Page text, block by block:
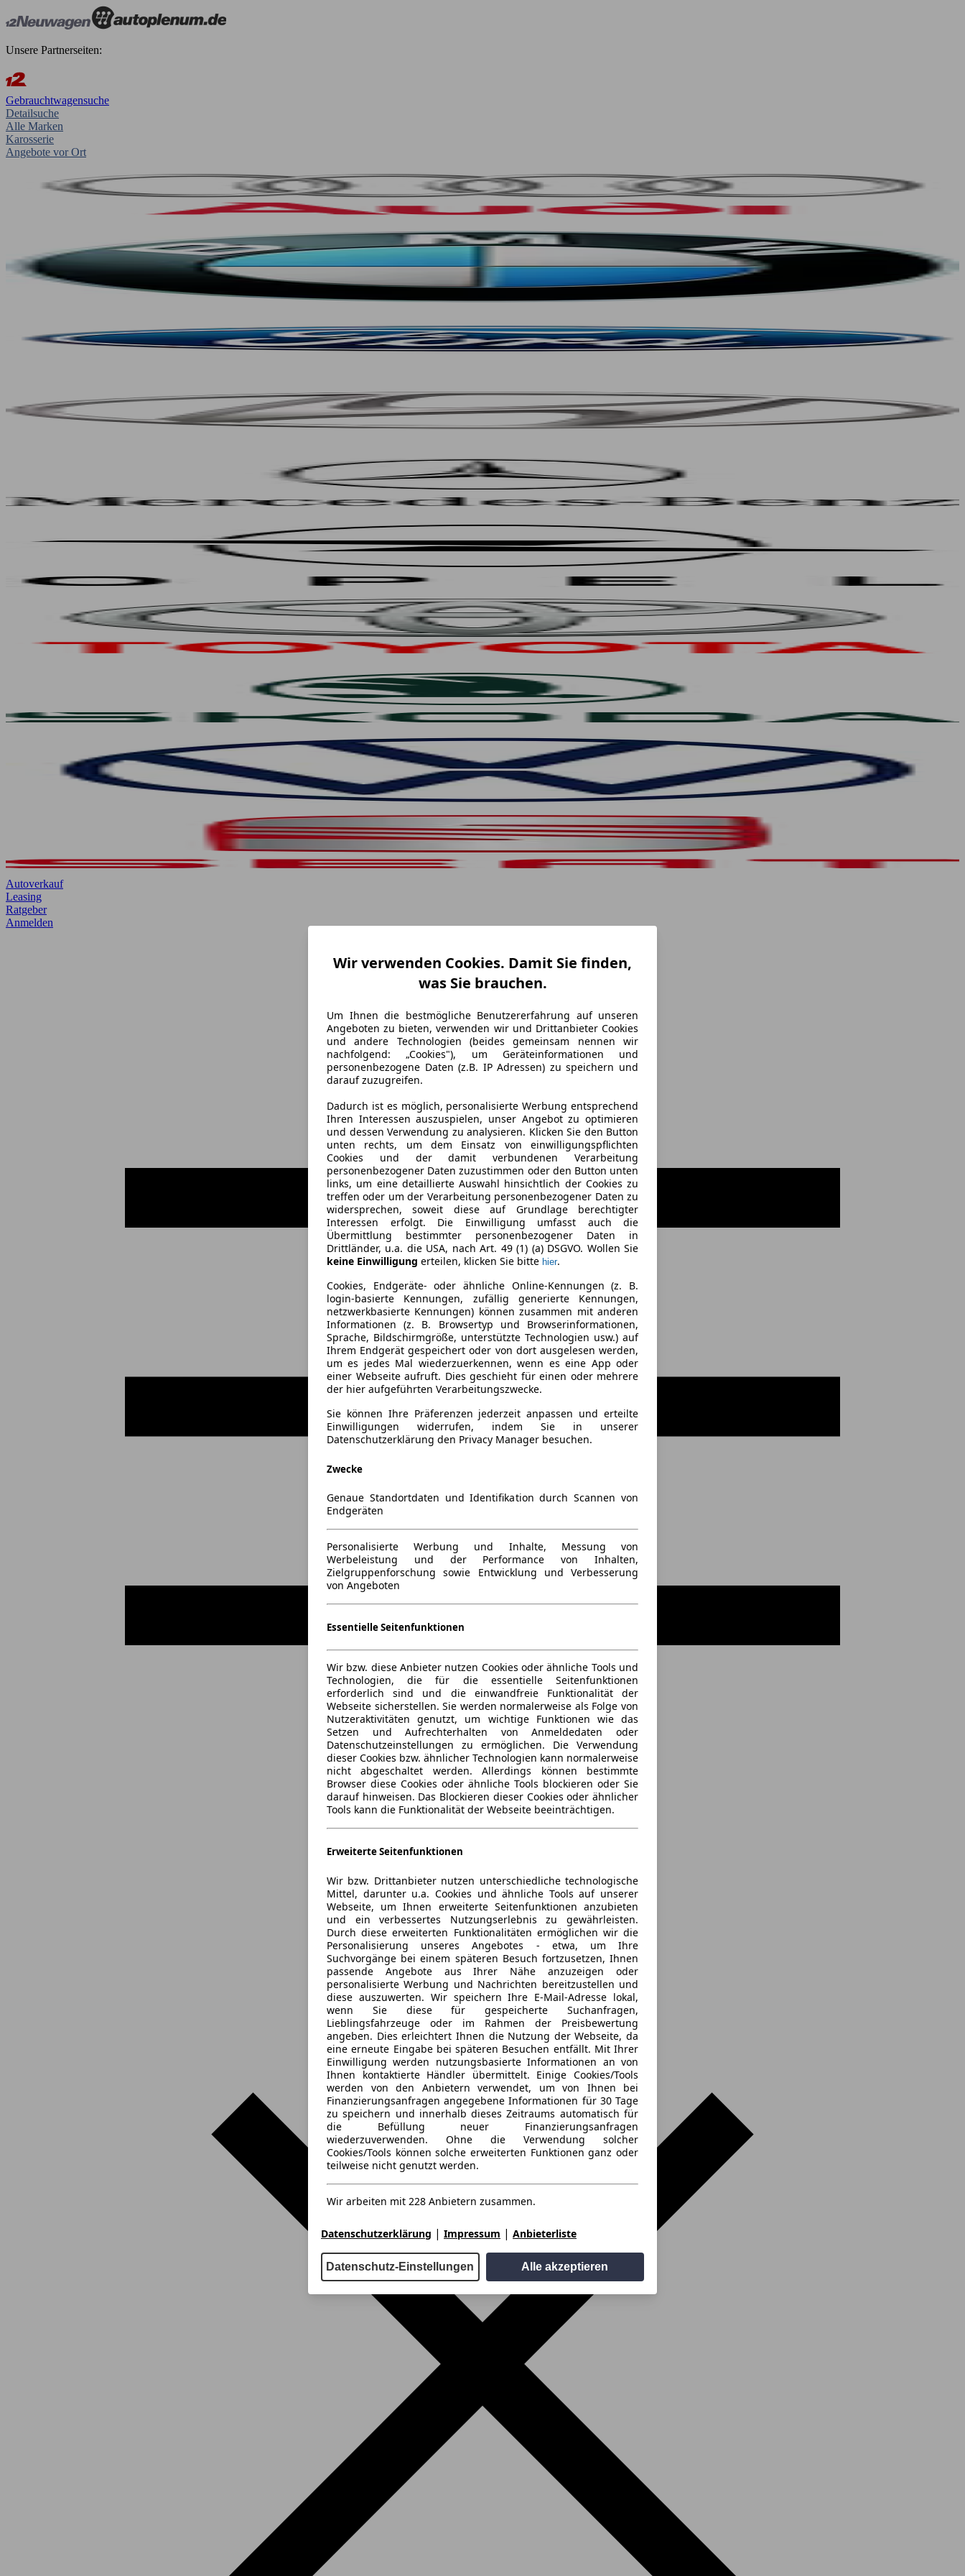
Unsere Partnerseiten:
Gebrauchtwagensuche
Detailsuche
Alle Marken
Karosserie
Angebote vor Ort
Autoverkauf
Leasing
Ratgeber
Anmelden
Wir verwenden Cookies. Damit Sie finden,
was Sie brauchen.
Um Ihnen die bestmögliche Benutzererfahrung auf unseren
Angeboten zu bieten, verwenden wir und Drittanbieter Cookies
und andere Technologien (beides gemeinsam nennen wir
nachfolgend: „Cookies"), um Geräteinformationen und
personenbezogene Daten (z.B. IP Adressen) zu speichern und
darauf zuzugreifen.
Dadurch ist es möglich, personalisierte Werbung entsprechend
Ihren Interessen auszuspielen, unser Angebot zu optimieren
und dessen Verwendung zu analysieren. Klicken Sie den Button
unten rechts, um dem Einsatz von einwilligungspflichten
Cookies und der damit verbundenen Verarbeitung
personenbezogener Daten zuzustimmen oder den Button unten
links, um eine detaillierte Auswahl hinsichtlich der Cookies zu
treffen oder um der Verarbeitung personenbezogener Daten zu
widersprechen, soweit diese auf Grundlage berechtigter
Interessen erfolgt. Die Einwilligung umfasst auch die
Übermittlung bestimmter personenbezogener Daten in
Drittländer, u.a. die USA, nach Art. 49 (1) (a) DSGVO. Wollen Sie
keine Einwilligung erteilen, klicken Sie bitte hier.
Cookies, Endgeräte- oder ähnliche Online-Kennungen (z. B.
login-basierte Kennungen, zufällig generierte Kennungen,
netzwerkbasierte Kennungen) können zusammen mit anderen
Informationen (z. B. Browsertyp und Browserinformationen,
Sprache, Bildschirmgröße, unterstützte Technologien usw.) auf
Ihrem Endgerät gespeichert oder von dort ausgelesen werden,
um es jedes Mal wiederzuerkennen, wenn es eine App oder
einer Webseite aufruft. Dies geschieht für einen oder mehrere
der hier aufgeführten Verarbeitungszwecke.
Sie können Ihre Präferenzen jederzeit anpassen und erteilte
Einwilligungen widerrufen, indem Sie in unserer
Datenschutzerklärung den Privacy Manager besuchen.
Zwecke
Genaue Standortdaten und Identifikation durch Scannen von
Endgeräten
Personalisierte Werbung und Inhalte, Messung von
Werbeleistung und der Performance von Inhalten,
Zielgruppenforschung sowie Entwicklung und Verbesserung
von Angeboten
Essentielle Seitenfunktionen
Wir bzw. diese Anbieter nutzen Cookies oder ähnliche Tools und
Technologien, die für die essentielle Seitenfunktionen
erforderlich sind und die einwandfreie Funktionalität der
Webseite sicherstellen. Sie werden normalerweise als Folge von
Nutzeraktivitäten genutzt, um wichtige Funktionen wie das
Setzen und Aufrechterhalten von Anmeldedaten oder
Datenschutzeinstellungen zu ermöglichen. Die Verwendung
dieser Cookies bzw. ähnlicher Technologien kann normalerweise
nicht abgeschaltet werden. Allerdings können bestimmte
Browser diese Cookies oder ähnliche Tools blockieren oder Sie
darauf hinweisen. Das Blockieren dieser Cookies oder ähnlicher
Tools kann die Funktionalität der Webseite beeinträchtigen.
Erweiterte Seitenfunktionen
Wir bzw. Drittanbieter nutzen unterschiedliche technologische
Mittel, darunter u.a. Cookies und ähnliche Tools auf unserer
Webseite, um Ihnen erweiterte Seitenfunktionen anzubieten
und ein verbessertes Nutzungserlebnis zu gewährleisten.
Durch diese erweiterten Funktionalitäten ermöglichen wir die
Personalisierung unseres Angebotes - etwa, um Ihre
Suchvorgänge bei einem späteren Besuch fortzusetzen, Ihnen
passende Angebote aus Ihrer Nähe anzuzeigen oder
personalisierte Werbung und Nachrichten bereitzustellen und
diese auszuwerten. Wir speichern Ihre E-Mail-Adresse lokal,
wenn Sie diese für gespeicherte Suchanfragen,
Lieblingsfahrzeuge oder im Rahmen der Preisbewertung
angeben. Dies erleichtert Ihnen die Nutzung der Webseite, da
eine erneute Eingabe bei späteren Besuchen entfällt. Mit Ihrer
Einwilligung werden nutzungsbasierte Informationen an von
Ihnen kontaktierte Händler übermittelt. Einige Cookies/Tools
werden von den Anbietern verwendet, um von Ihnen bei
Finanzierungsanfragen angegebene Informationen für 30 Tage
zu speichern und innerhalb dieses Zeitraums automatisch für
die Befüllung neuer Finanzierungsanfragen
wiederzuverwenden. Ohne die Verwendung solcher
Cookies/Tools können solche erweiterten Funktionen ganz oder
teilweise nicht genutzt werden.
Wir arbeiten mit 228 Anbietern zusammen.
Datenschutzerklärung | Impressum | Anbieterliste
Datenschutz-Einstellungen Alle akzeptieren